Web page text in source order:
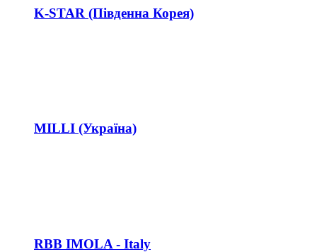
K-STAR (Південна Корея)
MILLI (Україна)
RBB IMOLA - Italy